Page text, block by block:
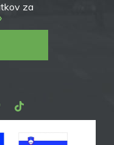
za
Pinterest